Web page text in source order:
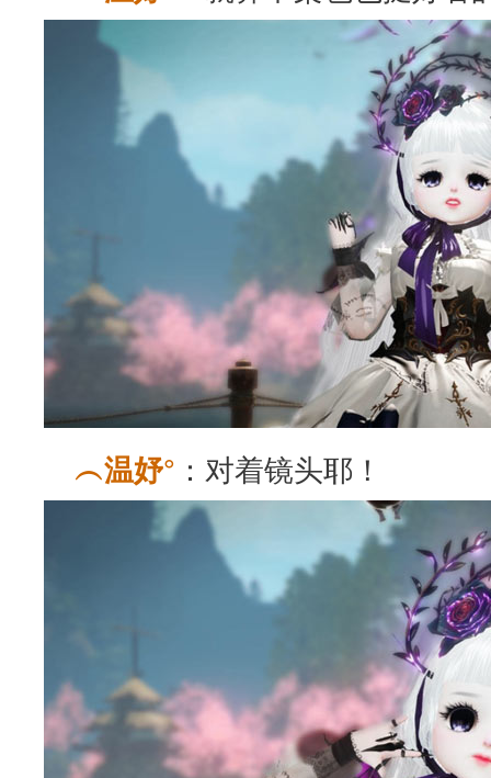
︵温妤° ：对着镜头耶！